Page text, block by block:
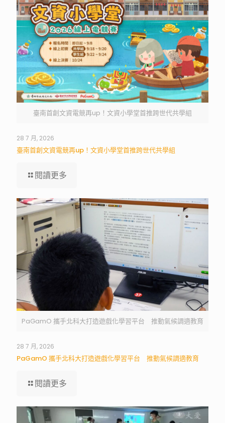
臺南首創文資電競再up！文資小學堂首推跨世代共學組
28 7 月, 2026
臺南首創文資電競再up！文資小學堂首推跨世代共學組
閱讀更多
PaGamO 攜手北科大打造遊戲化學習平台 推動氣候調適教育
28 7 月, 2026
PaGamO 攜手北科大打造遊戲化學習平台 推動氣候調適教育
閱讀更多